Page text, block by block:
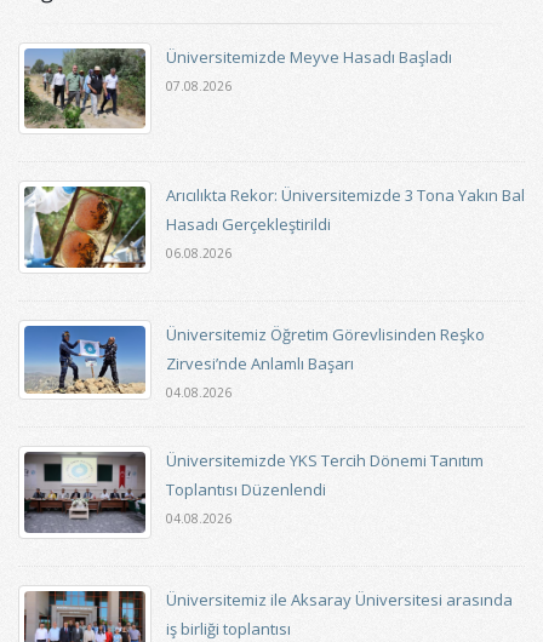
Üniversitemizde Meyve Hasadı Başladı
07.08.2026
Arıcılıkta Rekor: Üniversitemizde 3 Tona Yakın Bal
Hasadı Gerçekleştirildi
06.08.2026
Üniversitemiz Öğretim Görevlisinden Reşko
Zirvesi’nde Anlamlı Başarı
04.08.2026
Üniversitemizde YKS Tercih Dönemi Tanıtım
Toplantısı Düzenlendi
04.08.2026
Üniversitemiz ile Aksaray Üniversitesi arasında
iş birliği toplantısı